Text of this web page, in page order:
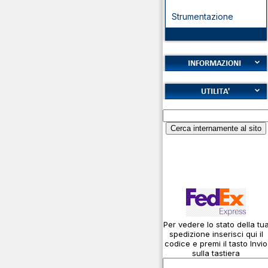
Strumentazione
Cookies
Diritto di recesso
Informativa sulla privacy
Alfabeto Fonetico ICAO
Calcolatore
attenuazione cavi
Connessioni
microfoniche
Cosa è l' ADS-B
Montaggio connettori
Parliamo di antenne e
Per vedere lo stato della
spedizione inserisci qui il
codice e premi il tasto Invio
sulla tastiera